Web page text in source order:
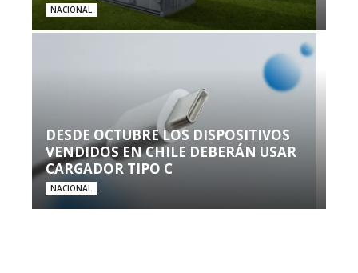
NACIONAL
DESDE OCTUBRE LOS DISPOSITIVOS
VENDIDOS EN CHILE DEBERÁN USAR
CARGADOR TIPO C
NACIONAL